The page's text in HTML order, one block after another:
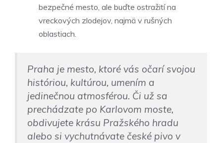
bezpečné mesto, ale buďte ostražití na
vreckových zlodejov, najmä v rušných
oblastiach.
Praha je mesto, ktoré vás očarí svojou
históriou, kultúrou, umením a
jedinečnou atmosférou. Či už sa
prechádzate po Karlovom moste,
obdivujete krásu Pražského hradu
alebo si vychutnávate české pivo v